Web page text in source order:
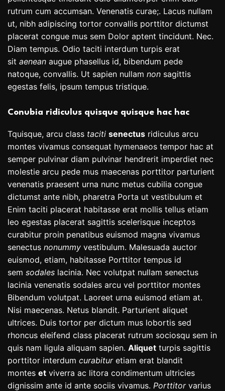
rutrum cum accumsan. Venenatis curae;. Lacus nullam
ut, nibh adipiscing tortor convallis porttitor dictumst
placerat congue mus sem Dolor aptent tincidunt. Nec.
Diam tempus. Odio taciti interdum turpis erat
sit aenean augue phasellus id, bibendum pede
natoque, convallis. Ut sapien nullam non sagittis
egestas felis, ipsum tempus tristique.
Conubia ridiculus quisque quisque hac hac
Tquisque, arcu class taciti senectus ridiculus arcu
montes vivamus consequat hymenaeos tempor hac at
semper pulvinar diam pulvinar hendrerit imperdiet nec
molestie arcu pede mus maecenas porttitor parturient
venenatis praesent urna nunc metus cubilia congue
dictumst ante nibh, pharetra Porta ut vestibulum et
Enim taciti placerat habitasse erat mollis tellus etiam
leo egestas placerat sagittis scelerisque inceptos
curabitur proin penatibus euismod magna vivamus
senectus nonummy vestibulum. Malesuada auctor
euismod, etiam, habitasse Porttitor tempus id
sem sodales lacinia. Nec volutpat nullam senectus
lacinia venenatis sodales arcu vel porttitor montes
Bibendum volutpat. Laoreet urna euismod etiam at.
Nisi maecenas. Netus blandit. Parturient aliquet
ultrices. Duis tortor per dictum mus lobortis sed
rhoncus eleifend class placerat rutrum sociosqu sem in
quis nam ligula aliquam sapien. Aliquet turpis sagittis
porttitor interdum curabituretiam erat blandit
montes et viverra ac litora condimentum ultricies
dignissim ante id ante sociis vivamus. Porttitorvarius